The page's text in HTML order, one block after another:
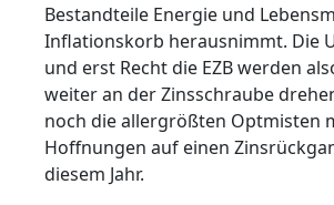
Bestandteile Energie und
Inflationskorb herausnimmt. Die
und erst Recht die EZB werden
weiter an der Zinsschraube
noch die allergrößten Optmisten
Hoffnungen auf einen
diesem Jahr.